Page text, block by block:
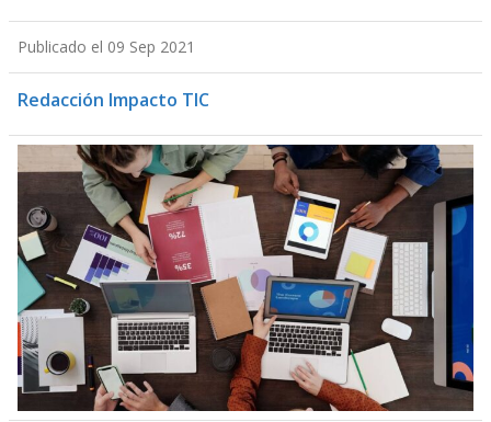
Publicado el 09 Sep 2021
Redacción Impacto TIC